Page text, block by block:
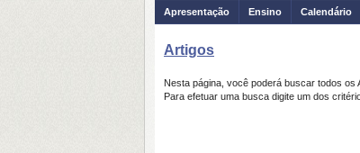
Apresentação Ensino Calendário
Artigos
Nesta página, você poderá buscar todos os
Para efetuar uma busca digite um dos